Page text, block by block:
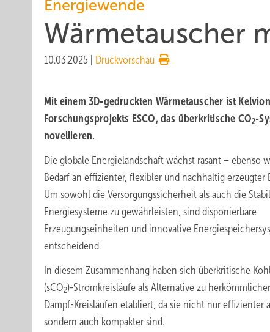
Energiewende
Wärmetauscher
10.03.2025 Druckvorschau
Mit einem 3D-gedruckten Wärmetauscher ist
Forschungsprojekts ESCO, das überkritische CO2-
novellieren.
Die globale Energielandschaft wächst rasant – ebenso
Bedarf an effizienter, flexibler und nachhaltig erzeugter
Um sowohl die Versorgungssicherheit als auch die
Energiesysteme zu gewährleisten, sind disponierbare
Erzeugungseinheiten und innovative
entscheidend.
In diesem Zusammenhang haben sich überkritische
(sCO2)-Stromkreisläufe als Alternative zu
Dampf-Kreisläufen etabliert, da sie nicht nur effizienter
sondern auch kompakter sind.